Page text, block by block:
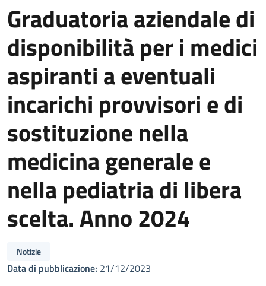
Graduatoria aziendale di
disponibilità per i medici
aspiranti a eventuali
incarichi provvisori e di
sostituzione nella
medicina generale e
nella pediatria di libera
scelta. Anno 2024
Notizie
Data di pubblicazione: 21/12/2023